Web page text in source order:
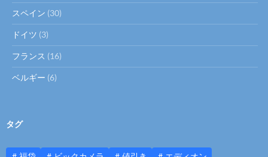
スペイン (30)
ドイツ (3)
フランス (16)
ベルギー (6)
タグ